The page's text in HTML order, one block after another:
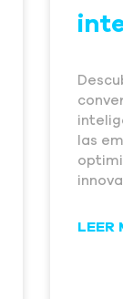
las
LEER